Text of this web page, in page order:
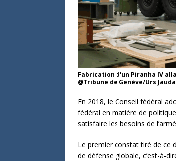
Fabrication d'un Piranha IV
@Tribune de Genève/Urs
En 2018, le Conseil fédéral
fédéral en matière de
satisfaire les besoins de
Le premier constat tiré de ce
de défense globale, c’est-à-